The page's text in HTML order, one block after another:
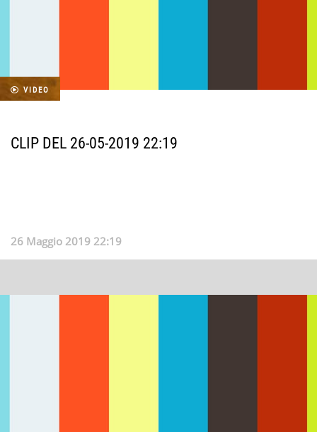
VIDEO
CLIP DEL 26-05-2019 22:19
26 Maggio 2019 22:19